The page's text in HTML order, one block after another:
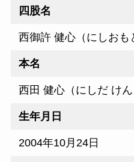
四股名
西御許 健心（にしおも
本名
西田 健心（にしだ けん
生年月日
2004年10月24日